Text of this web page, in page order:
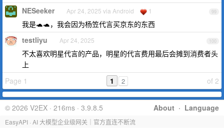
99
NESeeker Apr 24, 2025 via Android 1
我是🐢🐢，我会因为杨笠代言买京东的东西
100
testliyu Apr 24, 2025
不太喜欢明星代言的产品，明星的代言费用最后会摊到消费者头
上
Page 1
of 2
1 2
About · Language
© 2026 V2EX · 216ms · 3.9.8.5
EasyAPI · AI 大模型企业级网关｜官方直连不断流